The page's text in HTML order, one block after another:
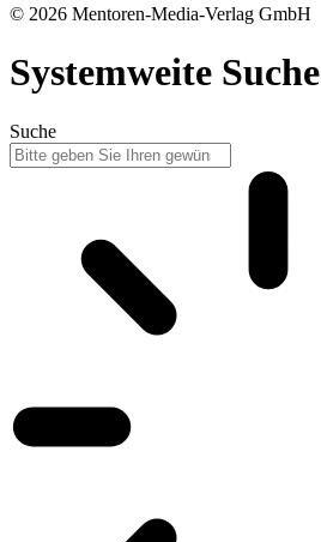
© 2026 Mentoren-Media-Verlag GmbH
Systemweite Suche
Suche